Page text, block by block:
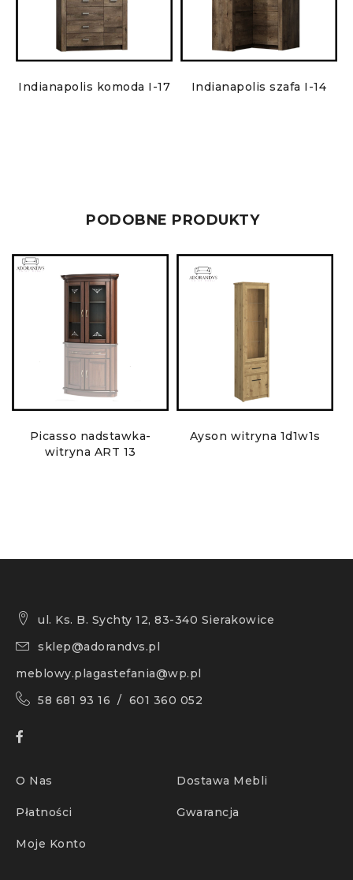
Indianapolis komoda I-17 Indianapolis szafa I-14
PODOBNE PRODUKTY
Picasso nadstawka-
witryna ART 13
Ayson witryna 1d1w1s
ul. Ks. B. Sychty 12, 83-340 Sierakowice
sklep@adorandvs.pl
meblowy.plagastefania@wp.pl
58 681 93 16 / 601 360 052
O Nas Dostawa Mebli
Płatności Gwarancja
Moje Konto